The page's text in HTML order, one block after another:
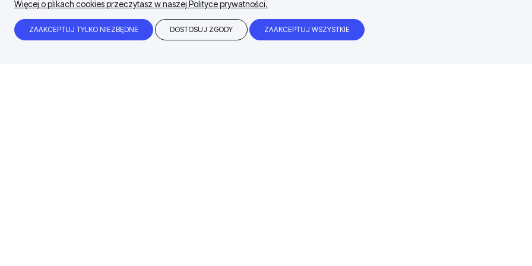
Więcej o plikach cookies przeczytasz w naszej Polityce prywatności.
ZAAKCEPTUJ TYLKO NIEZBĘDNE DOSTOSUJ ZGODY ZAAKCEPTUJ WSZYSTKIE